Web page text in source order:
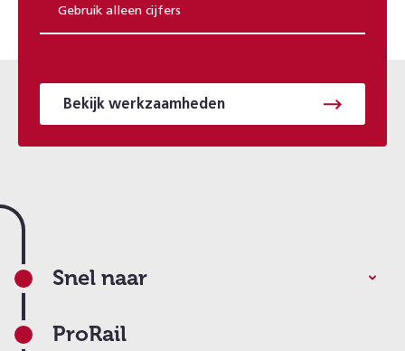
Bekijk werkzaamheden
Footer
Snel naar
ProRail